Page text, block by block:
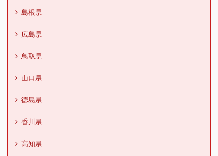
島根県
広島県
鳥取県
山口県
徳島県
香川県
高知県